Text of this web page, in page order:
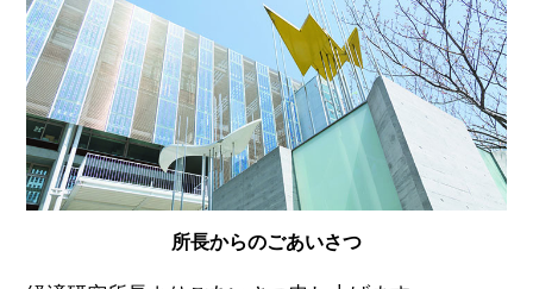
所長からのごあいさつ